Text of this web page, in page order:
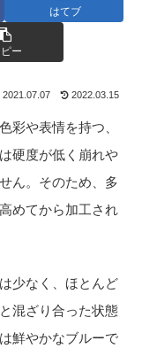
はてブ
ー
2021.07.07 2022.03.15
彩や表情を持つ、
硬度が低く崩れや
ん。そのため、多
めてから加工され
少なく、ほとんど
混ざり合った状態
鮮やかなブルーで